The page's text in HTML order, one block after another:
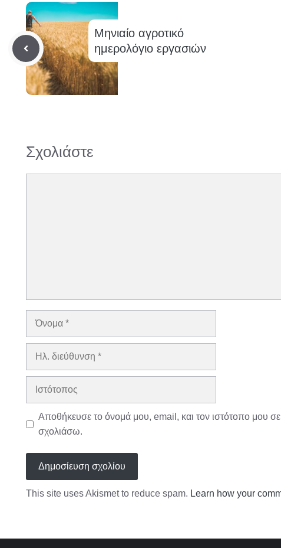
Μηνιαίο αγροτικό
ημερολόγιο εργασιών
Σχολιάστε
Όνομα
Ηλ.
Ιστότοπος
Αποθήκευσε το όνομά μου, email, και τον ιστότοπο μου
σχολιάσω.
This site uses Akismet to reduce spam. Learn how your